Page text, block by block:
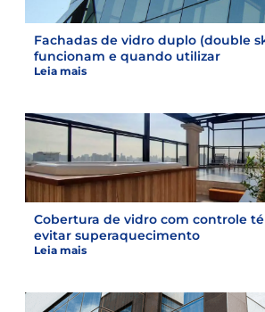
Fachadas de vidro duplo (double
funcionam e quando utilizar
Leia mais
Cobertura de vidro com controle
evitar superaquecimento
Leia mais